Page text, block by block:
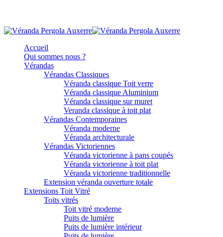
Accueil
Qui sommes nous ?
Vérandas
Vérandas Classiques
Véranda classique Toit verre
Véranda classique Aluminium
Véranda classique sur muret
Veranda classique à toit plat
Vérandas Contemporaines
Véranda moderne
Véranda architecturale
Vérandas Victoriennes
Véranda victorienne à pans coupés
Véranda victorienne à toit plat
Véranda victorienne traditionnelle
Extension véranda ouverture totale
Extensions Toit Vitré
Toits vitrés
Toit vitré moderne
Puits de lumière
Puits de lumière intérieur